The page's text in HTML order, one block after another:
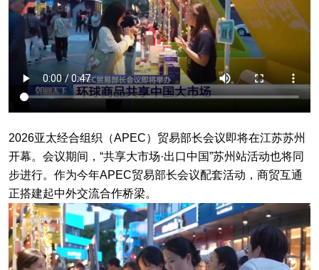
2026亚太经合组织（APEC）贸易部长会议即将在江苏苏州
开幕。会议期间，“共享大市场·出口中国”苏州站活动也将同
步进行。作为今年APEC贸易部长会议配套活动，商贸互通
正搭建起中外交流合作桥梁。